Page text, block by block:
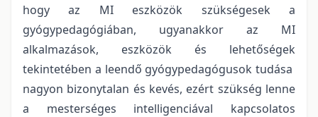
hogy az MI eszközök szükségesek a
gyógypedagógiában, ugyanakkor az MI
alkalmazások, eszközök és lehetőségek
tekintetében a leendő gyógypedagógusok tudása
nagyon bizonytalan és kevés, ezért szükség lenne
a mesterséges intelligenciával kapcsolatos